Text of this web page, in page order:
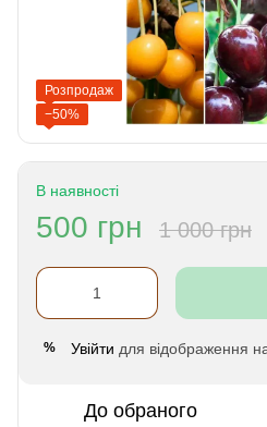
Розпродаж
−50%
В наявності
500 грн 1 000 грн
% Увійти для відображення
До обраного